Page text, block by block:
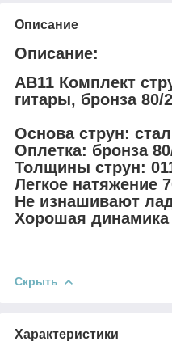
Описание
Описание:
AB11 Комплект
гитары, бронза 80/
Основа струн:
Оплетка: бронза
Толщины струн:
Легкое натяжение
Не изнашивают
Хорошая динамика
Скрыть
Характеристики